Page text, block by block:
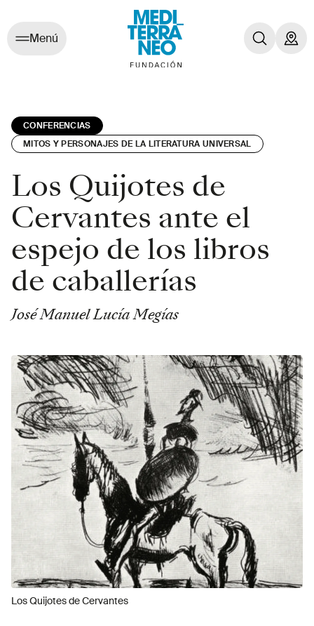
Menú
CONFERENCIAS
MITOS Y PERSONAJES DE LA LITERATURA UNIVERSAL
Los Quijotes de
Cervantes ante el
espejo de los libros
de caballerías
José Manuel Lucía Megías
Los Quijotes de Cervantes